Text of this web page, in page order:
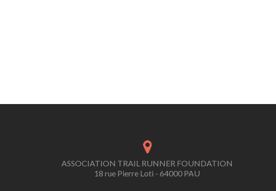
ASSOCIATION TRAIL RUNNER FOUNDATION
18 rue Pierre Loti - 64000 PAU